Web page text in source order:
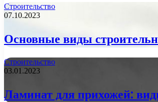
Строительство
07.10.2023
Основные виды
Строительство
03.01.2023
Ламинат для прихожей: